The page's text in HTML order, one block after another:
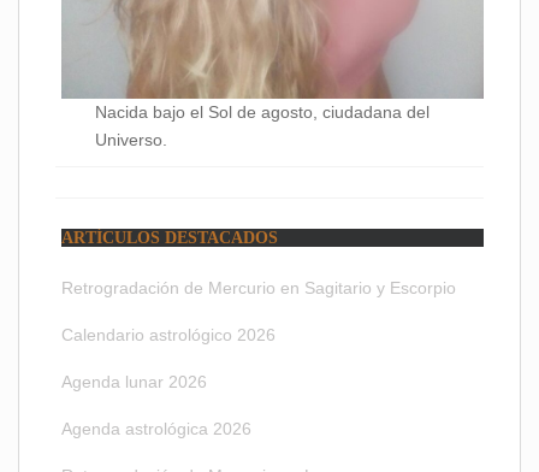
Nacida bajo el Sol de agosto, ciudadana del
Universo.
ARTÍCULOS DESTACADOS
Retrogradación de Mercurio en Sagitario y Escorpio
Calendario astrológico 2026
Agenda lunar 2026
Agenda astrológica 2026